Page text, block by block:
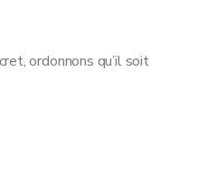
ordonnons qu’il soit